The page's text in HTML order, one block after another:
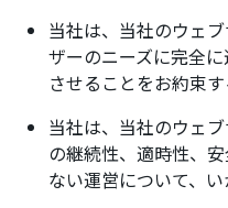
当社は、当社のウェ
ザーのニーズに完全
させることをお約束
当社は、当社のウェ
の継続性、適時性、
ない運営について、